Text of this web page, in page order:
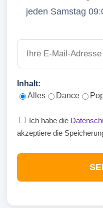
jeden Samstag
Inhalt:
Alles
Dance
Ich habe die
akzeptiere die